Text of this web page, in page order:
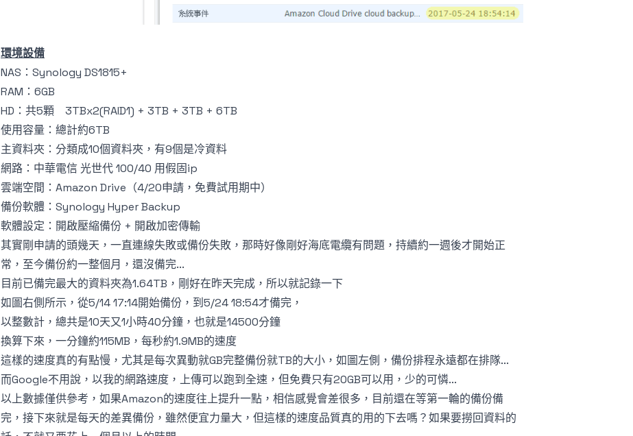
環境設備
NAS：Synology DS1815+
RAM：6GB
HD：共5顆 3TBx2(RAID1) + 3TB + 3TB + 6TB
使用容量：總計約6TB
主資料夾：分類成10個資料夾，有9個是冷資料
網路：中華電信 光世代 100/40 用假固ip
雲端空間：Amazon Drive（4/20申請，免費試用期中）
備份軟體：Synology Hyper Backup
軟體設定：開啟壓縮備份 + 開啟加密傳輸
其實剛申請的頭幾天，一直連線失敗或備份失敗，那時好像剛好海底電纜有問題，持續約一週後才開始正
常，至今備份約一整個月，還沒備完...
目前已備完最大的資料夾為1.64TB，剛好在昨天完成，所以就記錄一下
如圖右側所示，從5/14 17:14開始備份，到5/24 18:54才備完，
以整數計，總共是10天又1小時40分鐘，也就是14500分鐘
換算下來，一分鐘約115MB，每秒約1.9MB的速度
這樣的速度真的有點慢，尤其是每次異動就GB完整備份就TB的大小，如圖左側，備份排程永遠都在排隊...
而Google不用說，以我的網路速度，上傳可以跑到全速，但免費只有20GB可以用，少的可憐...
以上數據僅供參考，如果Amazon的速度往上提升一點，相信感覺會差很多，目前還在等第一輪的備份備
完，接下來就是每天的差異備份，雖然便宜力量大，但這樣的速度品質真的用的下去嗎？如果要撈回資料的